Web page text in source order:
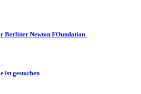
Berliner Newton FOundation
ist gestorben